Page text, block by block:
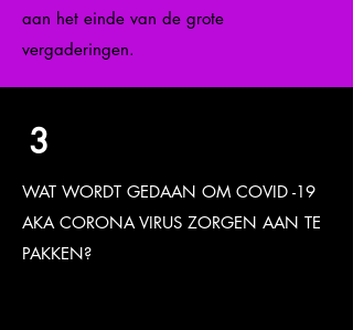
aan het einde van de grote
vergaderingen.
3
WAT WORDT GEDAAN OM COVID -19
AKA CORONA VIRUS ZORGEN AAN TE
PAKKEN?